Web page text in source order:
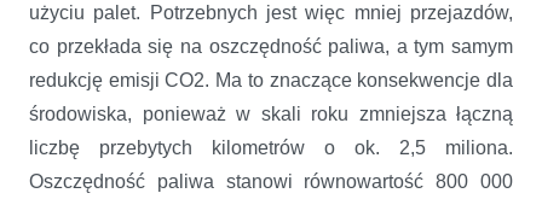
użyciu palet. Potrzebnych jest więc mniej przejazdów,
co przekłada się na oszczędność paliwa, a tym samym
redukcję emisji CO2. Ma to znaczące konsekwencje dla
środowiska, ponieważ w skali roku zmniejsza łączną
liczbę przebytych kilometrów o ok. 2,5 miliona.
Oszczędność paliwa stanowi równowartość 800 000